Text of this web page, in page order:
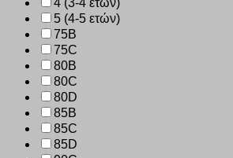
4 (3-4 ετών)
5 (4-5 ετών)
75B
75C
80B
80C
80D
85B
85C
85D